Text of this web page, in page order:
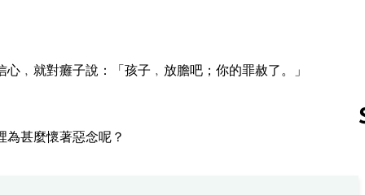
﹐就對癱子說：「孩子﹐放膽吧；你的罪赦了。」
甚麼懷著惡念呢？